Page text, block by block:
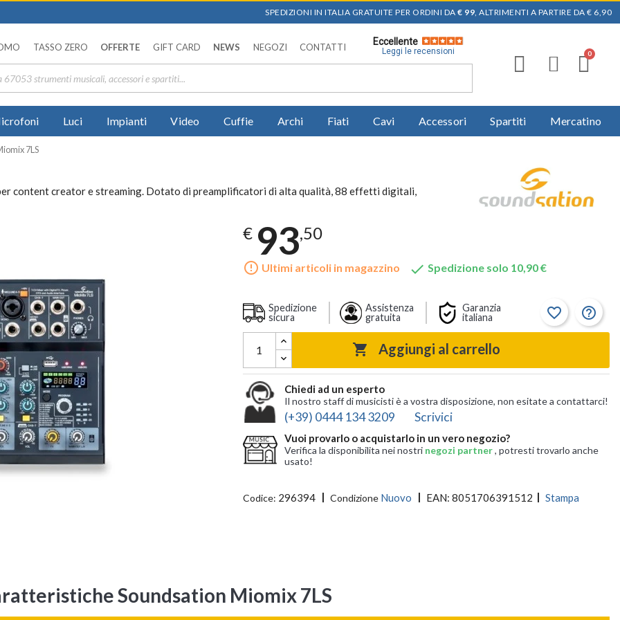
SPEDIZIONI IN ITALIA GRATUITE PER ORDINI DA € 99, ALTRIMENTI A PARTIRE DA € 6,90
TASSO ZERO OFFERTE GIFT CARD NEWS NEGOZI CONTATTI
Eccellente
Leggi le recensioni
Luci Impianti Video Cuffie Archi Fiati Cavi Accessori Spartiti Mercatino
7LS
content creator e streaming. Dotato di preamplificatori di alta qualità, 88 effetti digitali,
€ 93,50
error_outline Ultimi articoli in magazzino  Spedizione solo 10,90 €
Spedizione
sicura
Assistenza
gratuita
Garanzia
italiana
favorite_border help_outline
 Aggiungi al carrello
Chiedi ad un esperto
Il nostro staff di musicisti è a vostra disposizione, non esitate a contattarci!
(+39) 0444 134 3209 Scrivici
Vuoi provarlo o acquistarlo in un vero negozio?
Verifica la disponibilita nei nostri negozi partner, potresti trovarlo anche
usato!
Codice: 296394 Condizione Nuovo EAN: 8051706391512 Stampa
Soundsation Miomix 7LS